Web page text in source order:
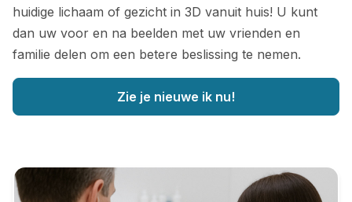
huidige lichaam of gezicht in 3D vanuit huis! U kunt
dan uw voor en na beelden met uw vrienden en
familie delen om een betere beslissing te nemen.
Zie je nieuwe ik nu!